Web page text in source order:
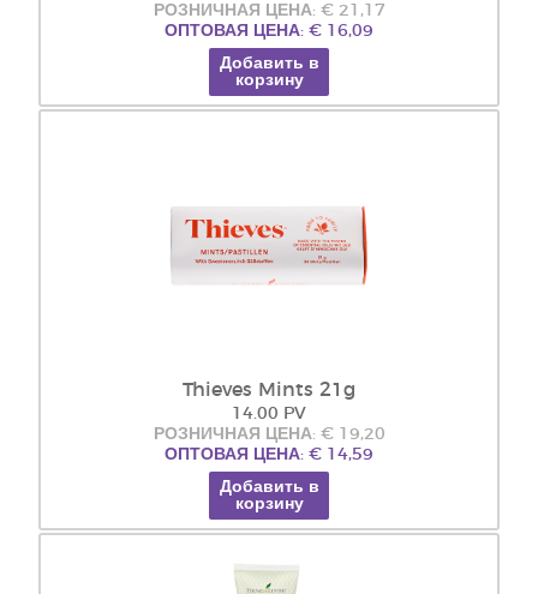
РОЗНИЧНАЯ ЦЕНА: € 21,17
ОПТОВАЯ ЦЕНА: € 16,09
Добавить в
корзину
Thieves Mints 21g
14.00 PV
РОЗНИЧНАЯ ЦЕНА: € 19,20
ОПТОВАЯ ЦЕНА: € 14,59
Добавить в
корзину